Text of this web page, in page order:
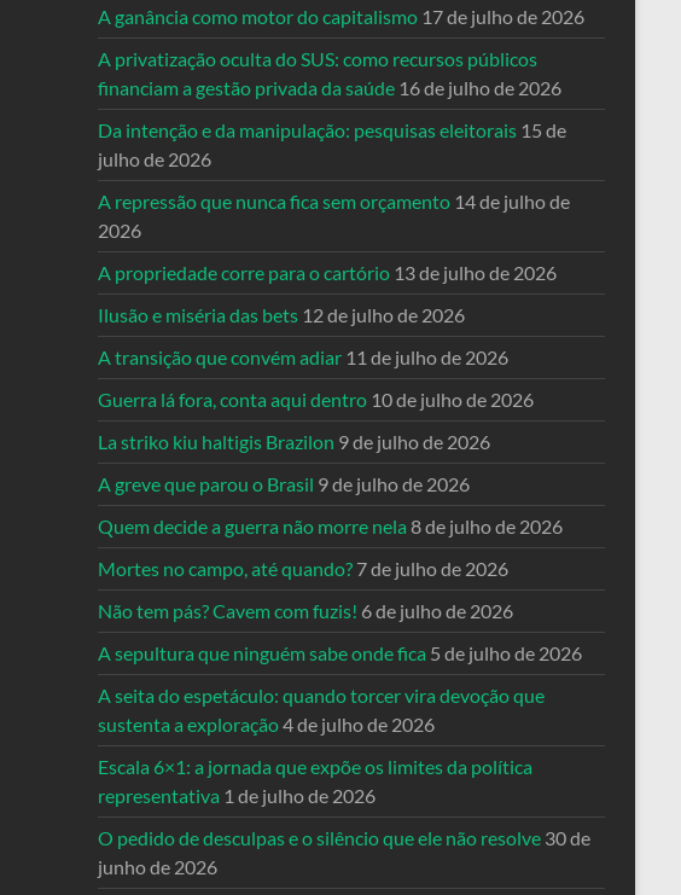
A ganância como motor do capitalismo 17 de julho de 2026
A privatização oculta do SUS: como recursos públicos
financiam a gestão privada da saúde 16 de julho de 2026
Da intenção e da manipulação: pesquisas eleitorais 15 de
julho de 2026
A repressão que nunca fica sem orçamento 14 de julho de
2026
A propriedade corre para o cartório 13 de julho de 2026
Ilusão e miséria das bets 12 de julho de 2026
A transição que convém adiar 11 de julho de 2026
Guerra lá fora, conta aqui dentro 10 de julho de 2026
La striko kiu haltigis Brazilon 9 de julho de 2026
A greve que parou o Brasil 9 de julho de 2026
Quem decide a guerra não morre nela 8 de julho de 2026
Mortes no campo, até quando? 7 de julho de 2026
Não tem pás? Cavem com fuzis! 6 de julho de 2026
A sepultura que ninguém sabe onde fica 5 de julho de 2026
A seita do espetáculo: quando torcer vira devoção que
sustenta a exploração4 de julho de 2026
Escala 6×1: a jornada que expõe os limites da política
representativa 1 de julho de 2026
O pedido de desculpas e o silêncio que ele não resolve 30 de
junho de 2026